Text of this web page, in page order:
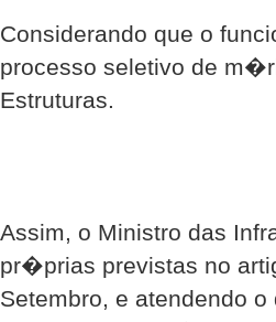
Considerando que o
processo seletivo de
Estruturas.
Assim, o Ministro das
pr�prias previstas no
Setembro, e atendendo